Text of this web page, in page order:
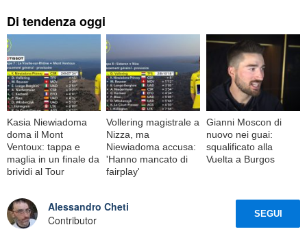
Di tendenza oggi
Kasia Niewiadoma
doma il Mont
Ventoux: tappa e
maglia in un finale da
brividi al Tour
Vollering magistrale a
Nizza, ma
Niewiadoma accusa:
'Hanno mancato di
fairplay'
Gianni Moscon di
nuovo nei guai:
squalificato alla
Vuelta a Burgos
Alessandro Cheti
Contributor
SEGUI